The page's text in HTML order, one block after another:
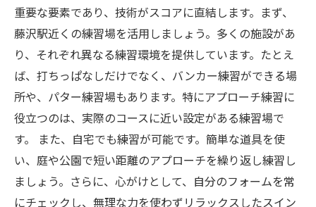
重要な要素であり、技術がスコアに直結します。まず、
藤沢駅近くの練習場を活用しましょう。多くの施設があ
り、それぞれ異なる練習環境を提供しています。たとえ
ば、打ちっぱなしだけでなく、バンカー練習ができる場
所や、パター練習場もあります。特にアプローチ練習に
役立つのは、実際のコースに近い設定がある練習場で
す。 また、自宅でも練習が可能です。簡単な道具を使
い、庭や公園で短い距離のアプローチを繰り返し練習し
ましょう。さらに、心がけとして、自分のフォームを常
にチェックし、無理な力を使わずリラックスしたスイン